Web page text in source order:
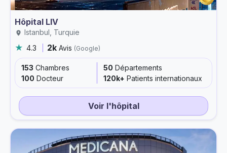
Hôpital LIV
Istanbul, Turquie
4.3
2kAvis (Google)
153 Chambres 50 Départements
100 Docteur 120k+ Patients internationaux
Voir l'hôpital